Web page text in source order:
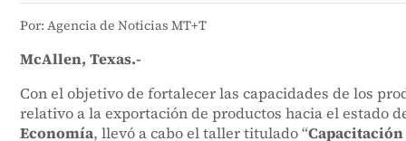
Por: Agencia de Noticias MT+T
McAllen, Texas.-
Con el objetivo de fortalecer las capacidades de los
relativo a la exportación de productos hacia el estado
Economía, llevó a cabo el taller titulado “